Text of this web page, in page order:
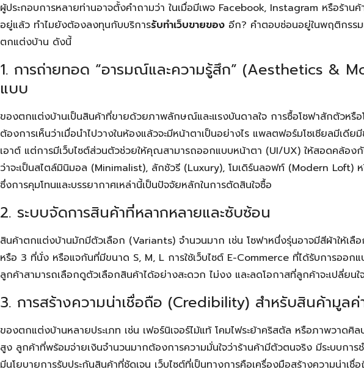
ผู้ประกอบการหลายท่านอาจตั้งคำถามว่า ในเมื่อมีเพจ Facebook, Instagram หรือร้าน
อยู่แล้ว ทำไมยังต้องลงทุนกับบริการรับทำเว็บขายของ อีก? คำตอบซ่อนอยู่ในพฤติกรร
ตกแต่งบ้าน ดังนี้
1. การถ่ายทอด “อารมณ์และความรู้สึก” (Aesthetics &
แบบ
ของตกแต่งบ้านเป็นสินค้าที่ขายด้วยภาพลักษณ์และแรงบันดาลใจ การซื้อโซฟาสักตัวหรื
ต้องการเห็นว่าเมื่อนำไปวางในห้องแล้วจะมีหน้าตาเป็นอย่างไร แพลตฟอร์มโซเชียลมีเดีย
เอาต์ แต่การมีเว็บไซต์ส่วนตัวช่วยให้คุณสามารถออกแบบหน้าตา (UI/UX) ให้สอดคล้อง
ว่าจะเป็นสไตล์มินิมอล (Minimalist), ลักชัวรี (Luxury), โมเดิร์นลอฟท์ (Modern Loft)
ซึ่งการคุมโทนและบรรยากาศเหล่านี้เป็นปัจจัยหลักในการตัดสินใจซื้อ
2. ระบบจัดการสินค้าที่หลากหลายและซับซ้อน
สินค้าตกแต่งบ้านมักมีตัวเลือก (Variants) จำนวนมาก เช่น โซฟาหนึ่งรุ่นอาจมีสีผ้าให้เ
หรือ 3 ที่นั่ง หรือแจกันที่มีขนาด S, M, L การใช้เว็บไซต์ E-Commerce ที่ได้รับการออก
ลูกค้าสามารถเลือกดูตัวเลือกสินค้าได้อย่างสะดวก ไม่งง และลดโอกาสที่ลูกค้าจะเปลี่ยน
3. การสร้างความน่าเชื่อถือ (Credibility) สำหรับสินค้ามูลค่
ของตกแต่งบ้านหลายประเภท เช่น เฟอร์นิเจอร์ไม้แท้ โคมไฟระย้าคริสตัล หรือภาพวาดศิ
สูง ลูกค้าที่พร้อมจ่ายเงินจำนวนมากต้องการความมั่นใจว่าร้านค้ามีตัวตนจริง มีระบบการ
มีนโยบายการรับประกันสินค้าที่ชัดเจน เว็บไซต์ที่เป็นทางการคือเครื่องมือสร้างความน่าเชื่